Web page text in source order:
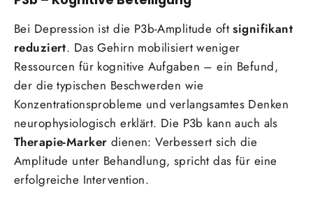
Bei Depression ist die P3b-Amplitude oftsignifikant
reduziert. Das Gehirn mobilisiert weniger
Ressourcen für kognitive Aufgaben – ein Befund,
der die typischen Beschwerden wie
Konzentrationsprobleme und verlangsamtes Denken
neurophysiologisch erklärt. Die P3b kann auch als
Therapie-Marker dienen: Verbessert sich die
Amplitude unter Behandlung, spricht das für eine
erfolgreiche Intervention.